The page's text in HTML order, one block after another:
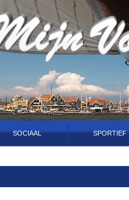
SOCIAAL SPORTIEF